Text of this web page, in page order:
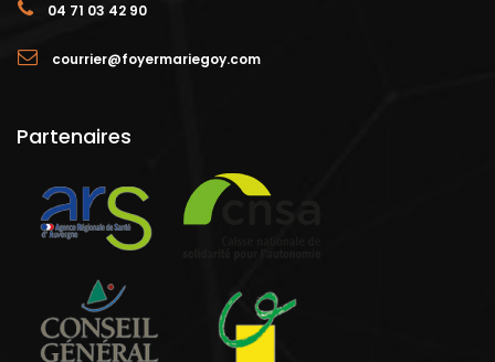
04 71 03 42 90
courrier@foyermariegoy.com
Partenaires